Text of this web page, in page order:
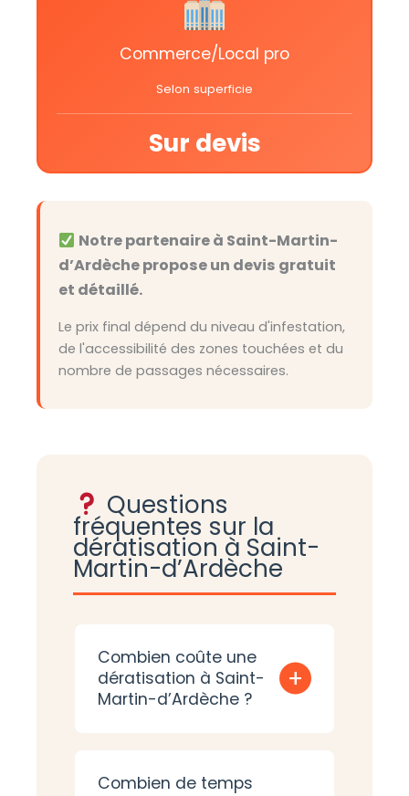
Commerce/Local pro
Selon superficie
Sur devis
Notre partenaire à Saint-Martin-
d’Ardèche propose un devis gratuit
et détaillé.
Le prix final dépend du niveau d'infestation,
de l'accessibilité des zones touchées et du
nombre de passages nécessaires.
Questions
fréquentes sur la
dératisation à Saint-
Martin-d’Ardèche
Combien coûte une
dératisation à Saint-
Martin-d’Ardèche ?
+
Combien de temps